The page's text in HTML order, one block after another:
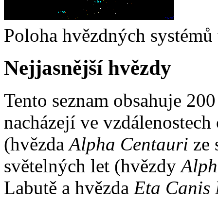
Poloha hvězdných
Nejjasnější hvězdy
Tento seznam obsahuje
nacházejí ve
(hvězdaAlpha Centauri ze
světelných let (hvězdy
Labutě a hvězda Eta Canis